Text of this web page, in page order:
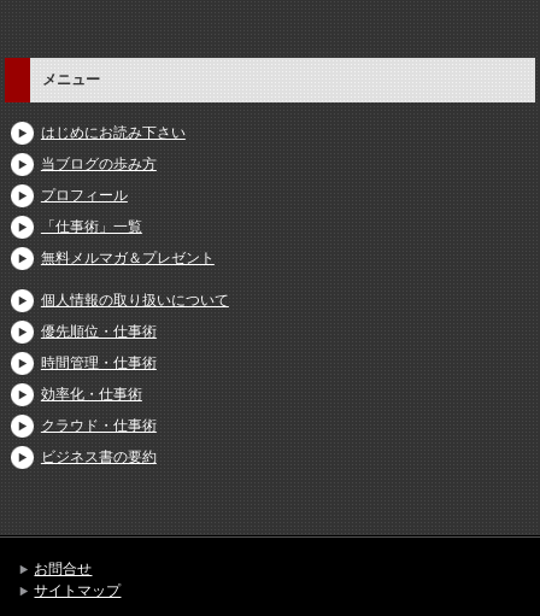
メニュー
はじめにお読み下さい
当ブログの歩み方
プロフィール
「仕事術」一覧
無料メルマガ＆プレゼント
個人情報の取り扱いについて
優先順位・仕事術
時間管理・仕事術
効率化・仕事術
クラウド・仕事術
ビジネス書の要約
お問合せ
サイトマップ